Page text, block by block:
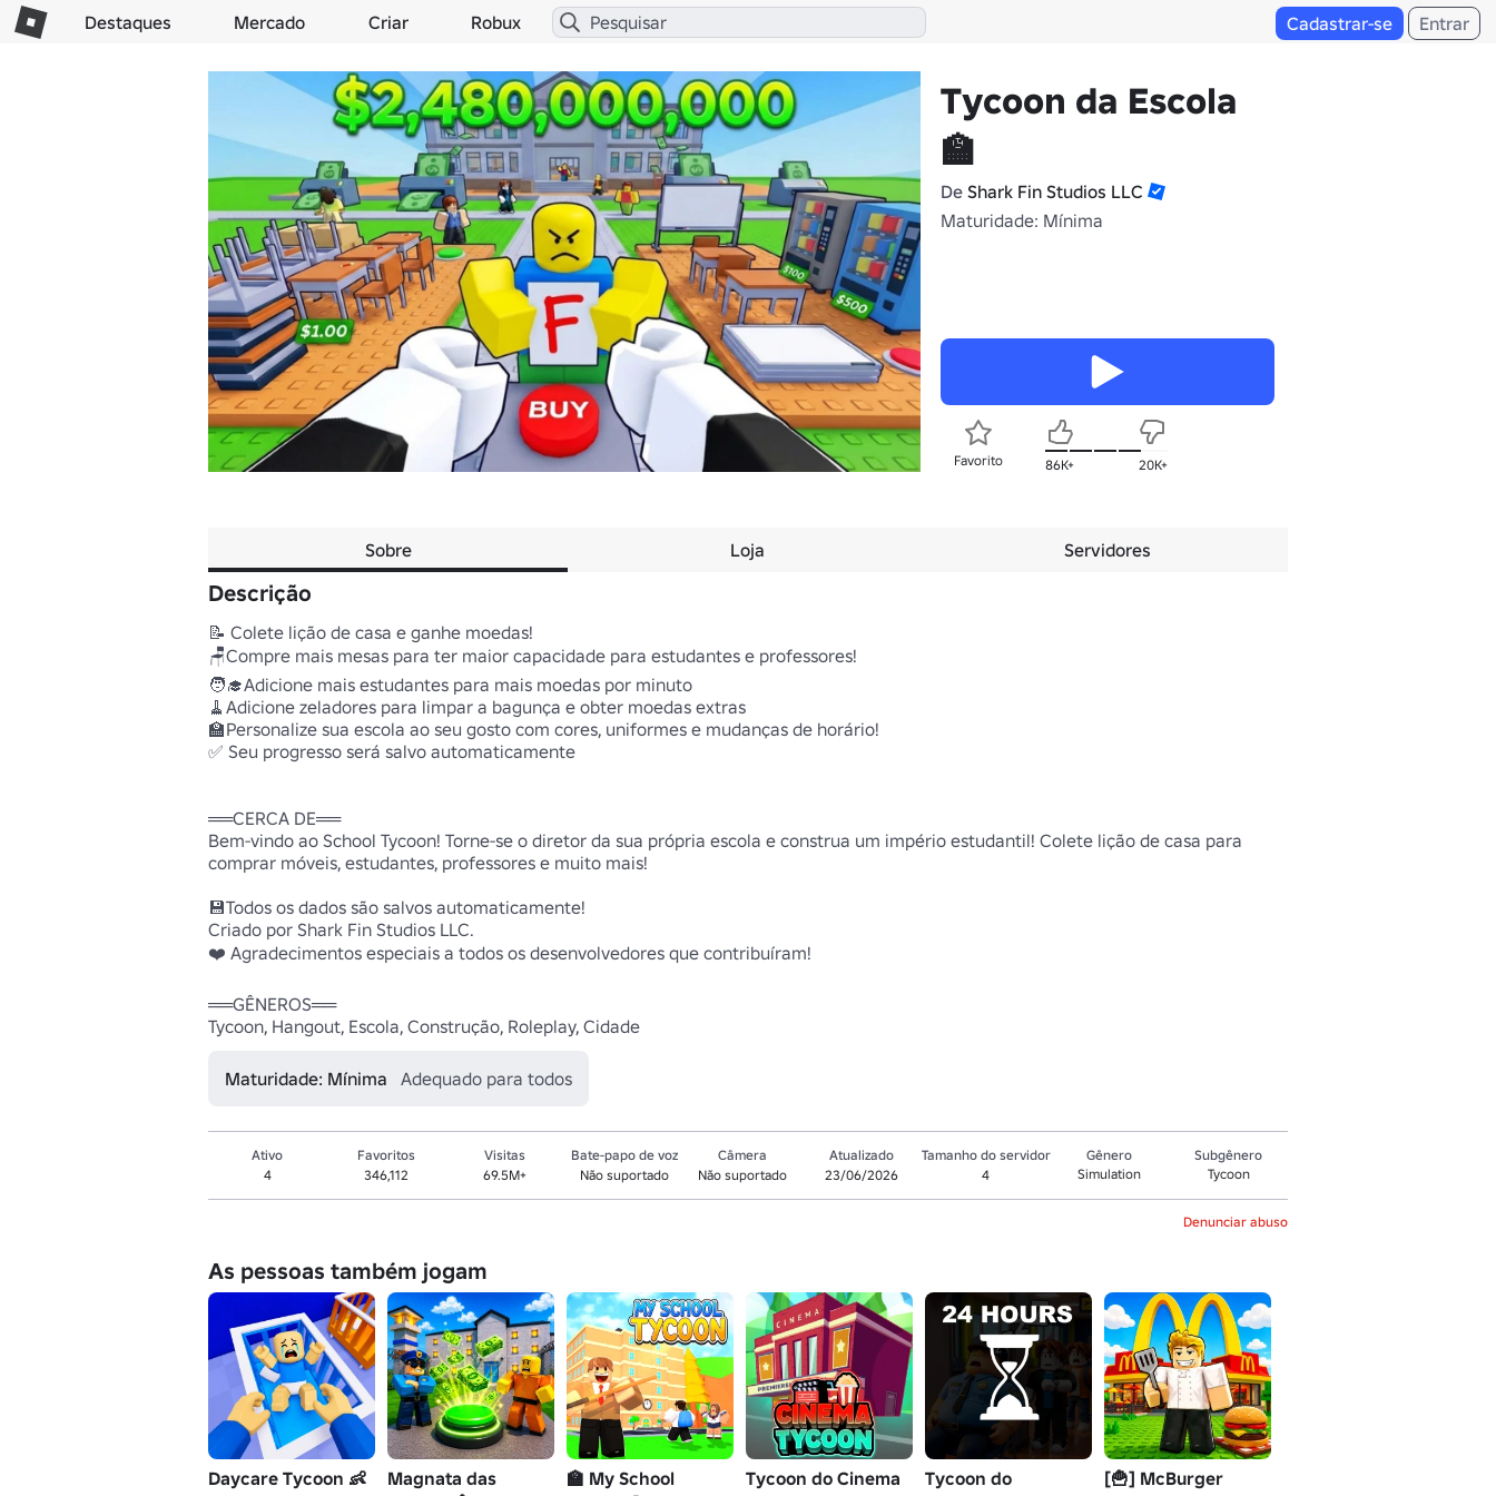
Destaques Mercado Criar Robux Cadastrar-se Entrar
Tycoon da Escola
🏫
De Shark Fin Studios LLC
Maturidade: Mínima
Favorito 86K+ 20K+
Sobre Loja Servidores
Descrição
📝 Colete lição de casa e ganhe moedas!
🪑Compre mais mesas para ter maior capacidade para estudantes e professores!
🧑‍🎓Adicione mais estudantes para mais moedas por minuto
🧹Adicione zeladores para limpar a bagunça e obter moedas extras
🏫Personalize sua escola ao seu gosto com cores, uniformes e mudanças de horário!
✅ Seu progresso será salvo automaticamente
══CERCA DE══
Bem-vindo ao School Tycoon! Torne-se o diretor da sua própria escola e construa um império estudantil! Colete lição de casa para
comprar móveis, estudantes, professores e muito mais!
💾Todos os dados são salvos automaticamente!
Criado por Shark Fin Studios LLC.
❤️ Agradecimentos especiais a todos os desenvolvedores que contribuíram!
══GÊNEROS══
Tycoon, Hangout, Escola, Construção, Roleplay, Cidade
Maturidade: Mínima Adequado para todos
Ativo
4
Favoritos
346,112
Visitas
69.5M+
Bate-papo de voz
Não suportado
Câmera
Não suportado
Atualizado
23/06/2026
Tamanho do servidor
4
Gênero
Simulation
Subgênero
Tycoon
Denunciar abuso
As pessoas também jogam
Daycare Tycoon 👶
Magnata das
🏫 My School
Tycoon do Cinema
Tycoon do
[🍟] McBurger